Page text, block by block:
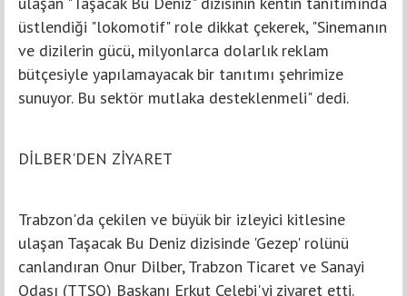
üstlendiği "lokomotif" role dikkat çekerek, "Sinemanın
ve dizilerin gücü, milyonlarca dolarlık reklam
bütçesiyle yapılamayacak bir tanıtımı şehrimize
sunuyor. Bu sektör mutlaka desteklenmeli" dedi.
DİLBER'DEN ZİYARET
Trabzon'da çekilen ve büyük bir izleyici kitlesine
ulaşan Taşacak Bu Deniz dizisinde 'Gezep' rolünü
canlandıran Onur Dilber, Trabzon Ticaret ve Sanayi
Odası (TTSO) Başkanı Erkut Çelebi'yi ziyaret etti.